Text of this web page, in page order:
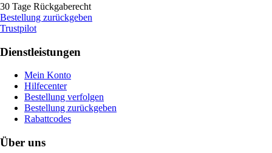
30 Tage Rückgaberecht
Bestellung zurückgeben
Trustpilot
Dienstleistungen
Mein Konto
Hilfecenter
Bestellung verfolgen
Bestellung zurückgeben
Rabattcodes
Über uns